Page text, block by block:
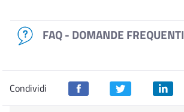
FAQ - DOMANDE FREQUENTI
Condividi